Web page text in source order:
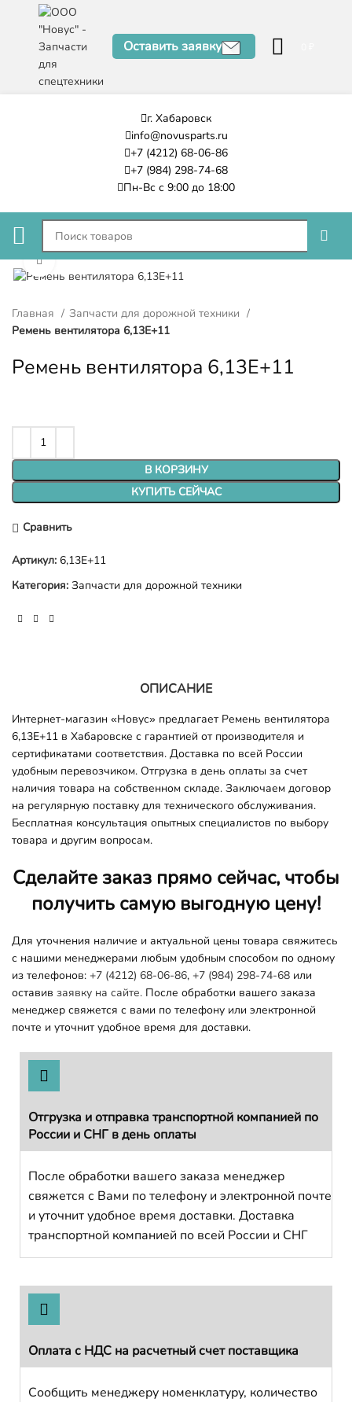
Оставить заявку
г. Хабаровск
info@novusparts.ru
+7 (4212) 68-06-86
+7 (984) 298-74-68
Пн-Вс с 9:00 до 18:00
Нажмите, чтобы увеличить
Главная
Запчасти для дорожной техники
Ремень вентилятора 6,13E+11
Ремень вентилятора 6,13E+11
В КОРЗИНУ
КУПИТЬ СЕЙЧАС
Сравнить
Артикул: 6,13E+11
Категория: Запчасти для дорожной техники
ОПИСАНИЕ
Интернет-магазин «Новус» предлагает Ремень вентилятора
6,13E+11 в Хабаровске с гарантией от производителя и
сертификатами соответствия. Доставка по всей России
удобным перевозчиком. Отгрузка в день оплаты за счет
наличия товара на собственном складе. Заключаем договор
на регулярную поставку для технического обслуживания.
Бесплатная консультация опытных специалистов по выбору
товара и другим вопросам.
Сделайте заказ прямо сейчас, чтобы
получить самую выгодную цену!
Для уточнения наличие и актуальной цены товара свяжитесь
с нашими менеджерами любым удобным способом по одному
из телефонов: +7 (4212) 68-06-86, +7 (984) 298-74-68 или
оставив заявку на сайте. После обработки вашего заказа
менеджер свяжется с вами по телефону или электронной
почте и уточнит удобное время для доставки.
Отгрузка и отправка транспортной компанией по
России и СНГ в день оплаты
После обработки вашего заказа менеджер
свяжется с Вами по телефону и электронной почте
и уточнит удобное время доставки. Доставка
транспортной компанией по всей России и СНГ
Оплата с НДС на расчетный счет поставщика
Сообщить менеджеру номенклатуру, количество